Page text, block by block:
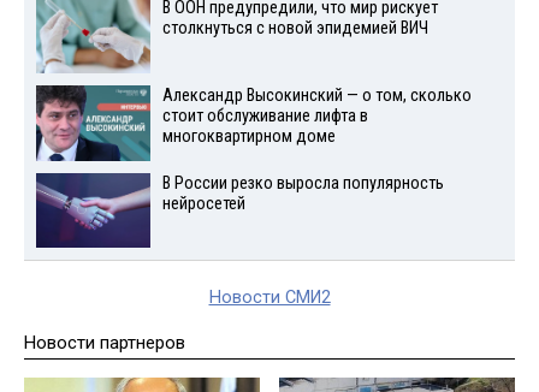
В ООН предупредили, что мир рискует
столкнуться с новой эпидемией ВИЧ
Александр Высокинский — о том, сколько
стоит обслуживание лифта в
многоквартирном доме
В России резко выросла популярность
нейросетей
Новости СМИ2
Новости партнеров